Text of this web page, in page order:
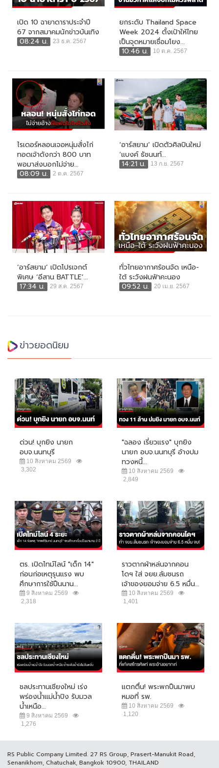
เปิด 10 ฉายาดาราประจำปี
67 จากสมาคมนักข่าวบันเทิง
08:24 น.
23 ธ.ค. 2567
ยกระดับ Thailand Space
Week 2024 ตั้งเป้าให้ไทย
เป็นจุดหมายเชื่อมโยง...
10:46 น.
10 ต.ค. 2567
ไรเดอร์หลอนเจอหนุ่มสั่งไก่
ทอดเจ้าดังกว่า 800 บาท
พอมาส่งบอกไม่จ่าย...
08:09 น.
2 ต.ค. 2567
‘อาร์สยาม’ เปิดตัวศิลปินใหม่
‘แบงค์ ธัชนนท์...
14:21 น.
13 ก.ย. 2567
‘อาร์สยาม’ เปิดโปรเจกต์
พิเศษ ‘อีสาน BATTLE’...
17:34 น.
29 ส.ค. 2567
ทั่วไทยอากาศร้อนจัด เหนือ-
ใต้ ระวังฝนฟ้าคะนอง
09:52 น.
20 เม.ย. 2567
ข่าวยอดนิยม
ด่วน! บุกยิง นายก
อบจ.นนทบุรี
10 สิงหาคม 2569
3,302
"ฉลอง เรี่ยวแรง" บุกยิง
นายก อบจ.นนทบุรี อ้างปม
ทวงหนี้...
10 สิงหาคม 2569
2,849
ตร. เปิดไทม์ไลน์ "เด็ก 14"
ก่อนก่อเหตุรุนแรง พบ
ศึกษาการใช้ปืนนาน...
9 สิงหาคม 2569
2,318
ราวตากผ้าหล่นจากคอน
โดฯ ใส่ จยย.ล้มชนรถ
เจ้าของยอมจ่าย 6.5 หมื่น...
10 สิงหาคม 2569
1,401
ชลประทานเชียงใหม่ เร่ง
พร่องน้ำแม่น้ำปิง รับมวล
น้ำเหนือ...
9 สิงหาคม 2569
1,276
แตกตื่น! พระพกปืนมาพบ
หมอที่ รพ.
10 สิงหาคม 2569
1,120
RS Public Company Limited. 27 RS Group, Prasert-Manukit Road,
Senanikhom, Chatuchak, Bangkok 10900, THAILAND